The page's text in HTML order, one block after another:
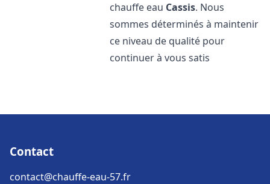
chauffe eau Cassis. Nous
sommes déterminés à maintenir
ce niveau de qualité pour
continuer à vous satis
Contact
contact@chauffe-eau-57.fr